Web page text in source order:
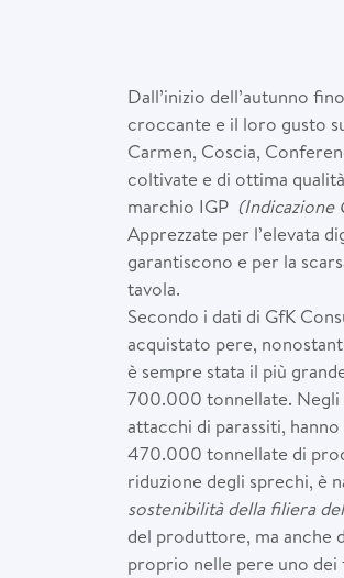
Dall’inizio dell’autunno
croccante e il loro gusto
Carmen, Coscia,
coltivate e di ottima
marchio IGP (Indicazione
Apprezzate per l’elevata
garantiscono e per la
tavola.
Secondo i dati di GfK
acquistato pere,
è sempre stata il più
700.000 tonnellate. Negli
attacchi di parassiti,
470.000 tonnellate di
riduzione degli sprechi, è
sostenibilità della filiera
del produttore, ma anche
proprio nelle pere uno